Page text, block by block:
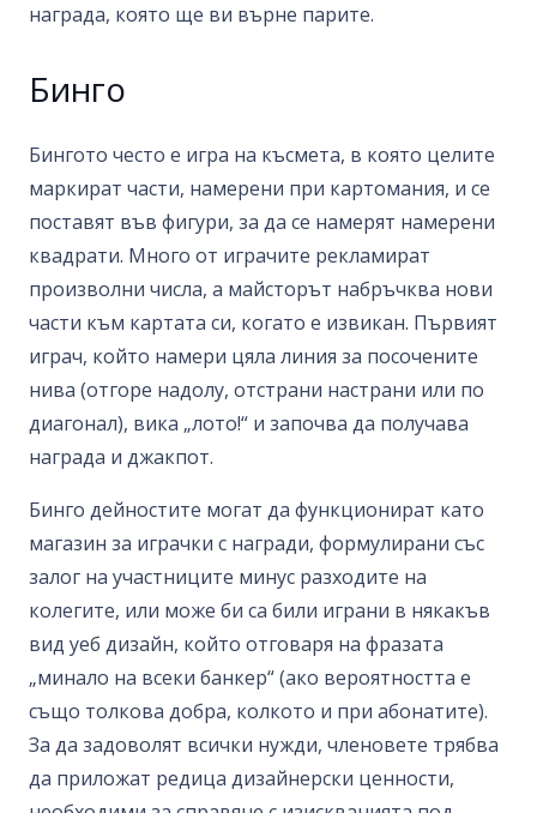
награда, която ще ви върне парите.
Бинго
Бингото често е игра на късмета, в която целите
маркират части, намерени при картомания, и се
поставят във фигури, за да се намерят намерени
квадрати. Много от играчите рекламират
произволни числа, а майсторът набръчква нови
части към картата си, когато е извикан. Първият
играч, който намери цяла линия за посочените
нива (отгоре надолу, отстрани настрани или по
диагонал), вика „лото!“ и започва да получава
награда и джакпот.
Бинго дейностите могат да функционират като
магазин за играчки с награди, формулирани със
залог на участниците минус разходите на
колегите, или може би са били играни в някакъв
вид уеб дизайн, който отговаря на фразата
„минало на всеки банкер“ (ако вероятността е
също толкова добра, колкото и при абонатите).
За да задоволят всички нужди, членовете трябва
да приложат редица дизайнерски ценности,